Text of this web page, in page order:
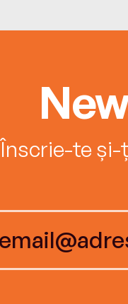
Înscrie-te și-